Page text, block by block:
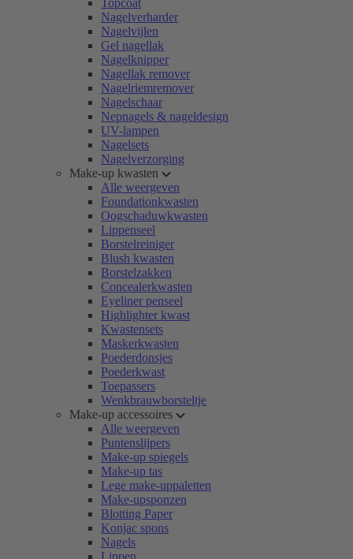
Topcoat
Nagelverharder
Nagelvijlen
Gel nagellak
Nagelknipper
Nagellak remover
Nagelriemremover
Nagelschaar
Nepnagels & nageldesign
UV-lampen
Nagelsets
Nagelverzorging
Make-up kwasten
Alle weergeven
Foundationkwasten
Oogschaduwkwasten
Lippenseel
Borstelreiniger
Blush kwasten
Borstelzakken
Concealerkwasten
Eyeliner penseel
Highlighter kwast
Kwastensets
Maskerkwasten
Poederdonsjes
Poederkwast
Toepassers
Wenkbrauwborsteltje
Make-up accessoires
Alle weergeven
Puntenslijpers
Make-up spiegels
Make-up tas
Lege make-uppaletten
Make-upsponzen
Blotting Paper
Konjac spons
Nagels
Lippen